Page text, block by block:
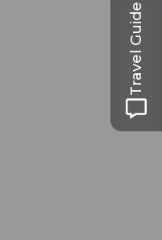
Travel Guide